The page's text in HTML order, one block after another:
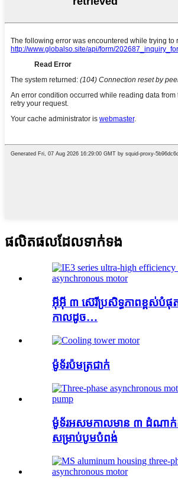
ផលិតផលដែលទាក់ទង
អ៊ីអ៊ី ៣ ស៊េរីប្រសិទ្ធភាពខ្ពស់បំ
កាលដូច…
ម៉ូទ័រប៉មត្រជាក់
ម៉ូទ័រអសមកាលមាន ៣ ដំណា
សម្រាប់បូមបំពង់